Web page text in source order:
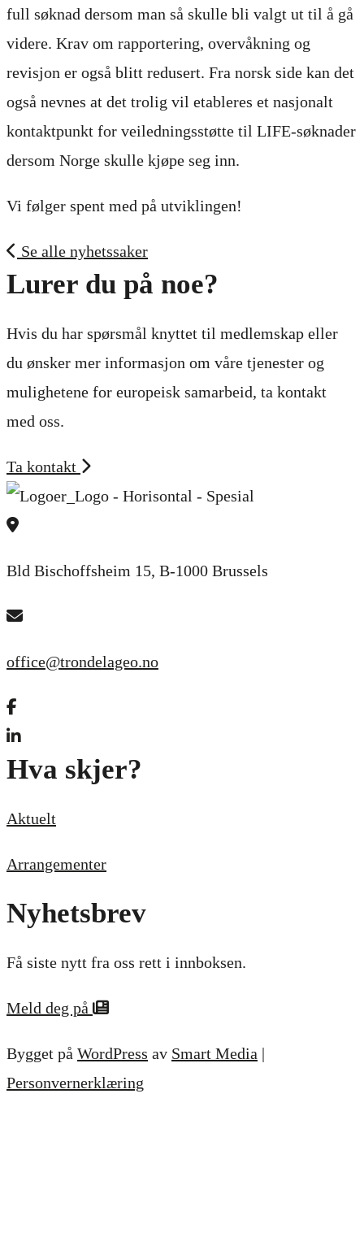
full søknad dersom man så skulle bli valgt ut til å gå
videre. Krav om rapportering, overvåkning og
revisjon er også blitt redusert. Fra norsk side kan det
også nevnes at det trolig vil etableres et nasjonalt
kontaktpunkt for veiledningsstøtte til LIFE-søknader
dersom Norge skulle kjøpe seg inn.
Vi følger spent med på utviklingen!
Se alle nyhetssaker
Lurer du på noe?
Hvis du har spørsmål knyttet til medlemskap eller
du ønsker mer informasjon om våre tjenester og
mulighetene for europeisk samarbeid, ta kontakt
med oss.
Ta kontakt
Bld Bischoffsheim 15, B-1000 Brussels
office@trondelageo.no
Gå til vår LinkedIn
Hva skjer?
Aktuelt
Arrangementer
Nyhetsbrev
Få siste nytt fra oss rett i innboksen.
Meld deg på
Bygget på WordPress av Smart Media |
Personvernerklæring